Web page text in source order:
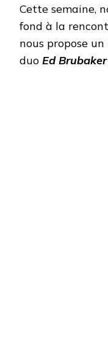
Cette semaine,
fond à la
nous propose
duo Ed Brubaker